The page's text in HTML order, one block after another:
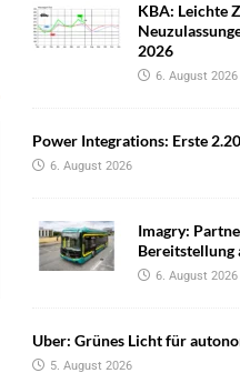
KBA: Leichte
2026
6. August 2026
Power Integrations: Erste
6. August 2026
Imagry:
Bereitstellung
6. August 2026
Uber: Grünes Licht für
5. August 2026